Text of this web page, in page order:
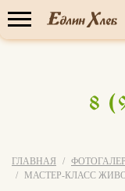
Прайс-
7 156
Хотели бы Вы
бонусной
8
ГЛАВНАЯ
МАСТЕР-КЛАСС